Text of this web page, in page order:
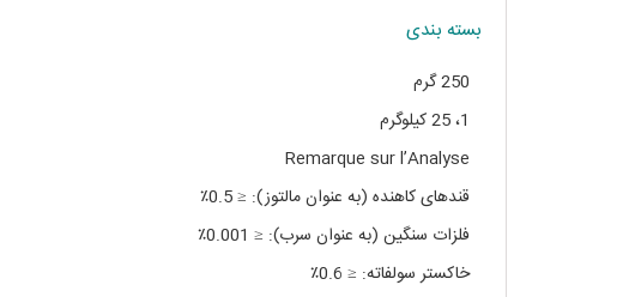
بسته بندی
250 گرم
1، 25 کیلوگرم
Remarque sur l’Analyse
قندهای کاهنده (به عنوان مالتوز): ≤ 0.5٪
فلزات سنگین (به عنوان سرب): ≤ 0.001٪
خاکستر سولفاته: ≤ 0.6٪